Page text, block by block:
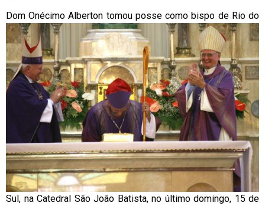
Dom OnécimoAlberton tomou posse como bispo de Rio do
Sul, na Catedral São João Batista, no último domingo, 15 de